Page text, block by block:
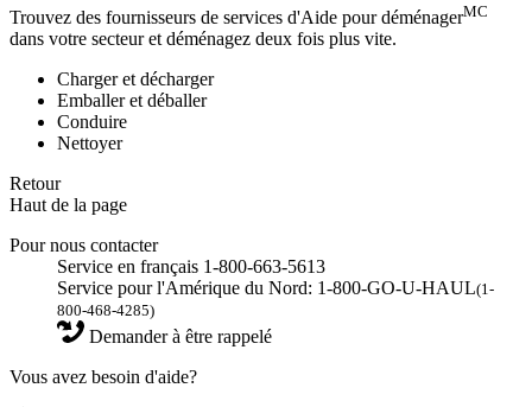
Trouvez des fournisseurs de services d'Aide pour déménagerMC
dans votre secteur et déménagez deux fois plus vite.
Charger et décharger
Emballer et déballer
Conduire
Nettoyer
Retour
Haut de la page
Pour nous contacter
Service en français 1-800-663-5613
Service pour l'Amérique du Nord: 1-800-GO-U-HAUL(1-
800-468-4285)
Demander à être rappelé
Vous avez besoin d'aide?